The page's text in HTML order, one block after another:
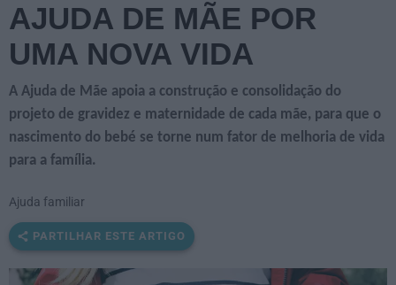
AJUDA DE MÃE POR
UMA NOVA VIDA
A Ajuda de Mãe apoia a construção e consolidação do
projeto de gravidez e maternidade de cada mãe, para que o
nascimento do bebé se torne num fator de melhoria de vida
para a família.
Ajuda familiar
PARTILHAR ESTE ARTIGO